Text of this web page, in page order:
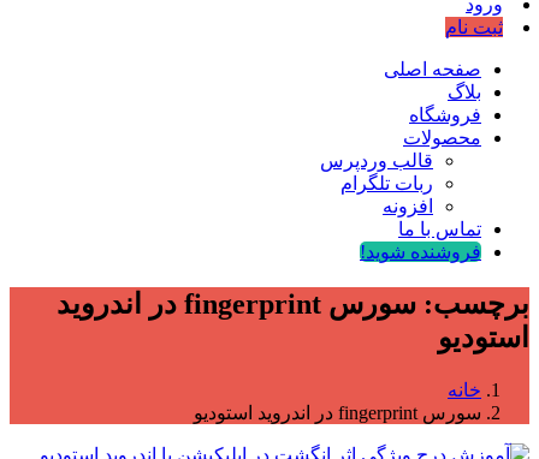
ورود
ثبت نام
صفحه اصلی
بلاگ
فروشگاه
محصولات
قالب وردپرس
ربات تلگرام
افزونه
تماس با ما
فروشنده شوید!
برچسب:
سورس fingerprint در اندروید
استودیو
خانه
سورس fingerprint در اندروید استودیو